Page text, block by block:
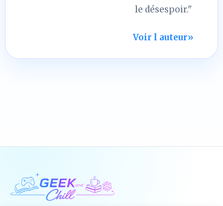
le désespoir."
Voir l auteur»